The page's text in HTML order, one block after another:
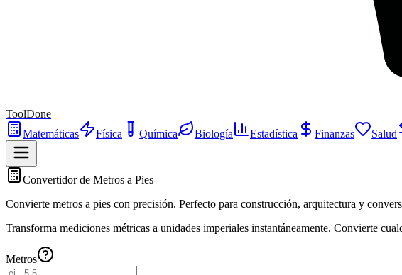
ToolDone
Matemáticas
Física Química Biología Estadística Finanzas Salud
Convertidor de Metros a Pies
Convierte metros a pies con precisión. Perfecto para construcción, arquitectura y
Transforma mediciones métricas a unidades imperiales instantáneamente. Convierte
Metros